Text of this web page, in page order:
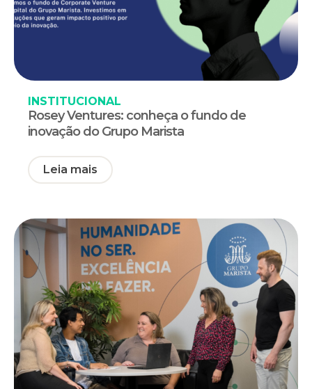
INSTITUCIONAL
Rosey Ventures: conheça o fundo de
inovação do Grupo Marista
Leia mais